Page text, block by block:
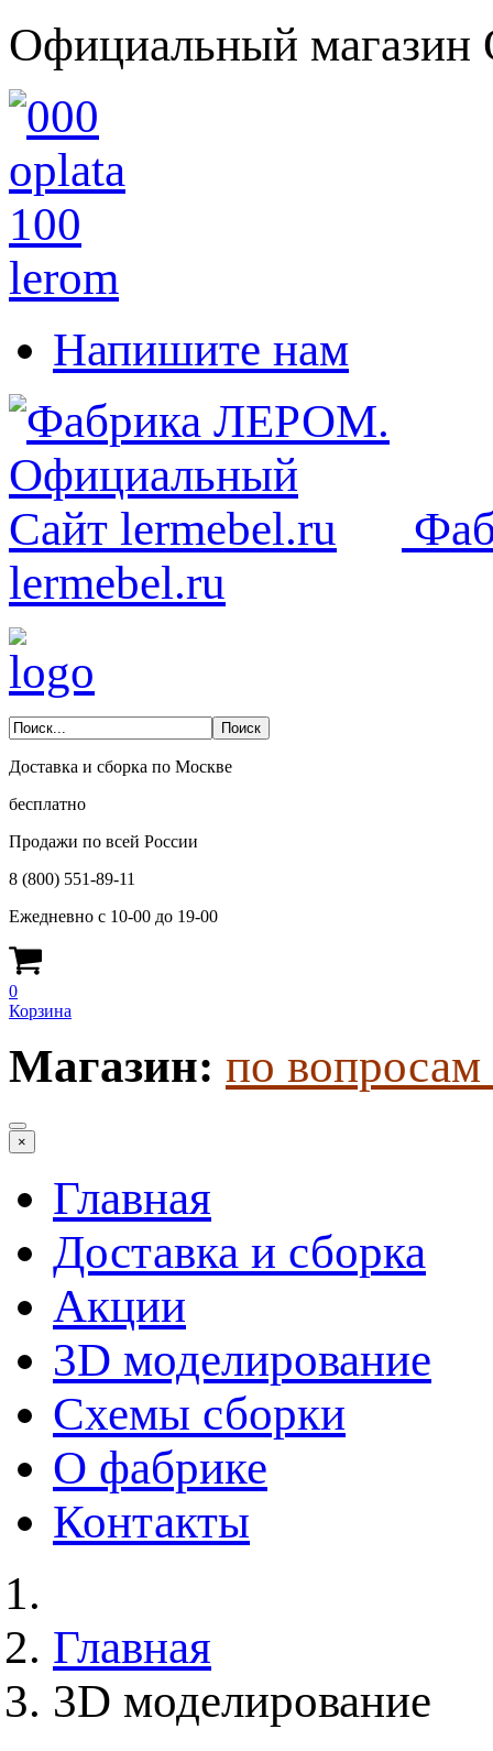
Официальный
Напишите нам
lermebel.ru
Доставка и сборка по Москве
бесплатно
Продажи по всей России
8 (800) 551-89-11
Ежедневно с 10-00 до 19-00
0
Корзина
Магазин: по
×
Главная
Доставка и сборка
Акции
3D моделирование
Схемы сборки
О фабрике
Контакты
Главная
3D моделирование